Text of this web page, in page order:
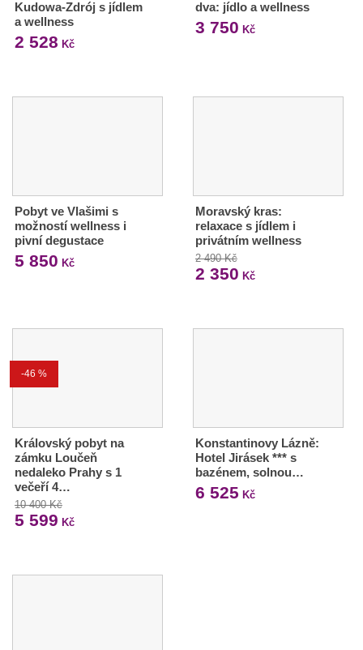
Kudowa-Zdrój s jídlem
a wellness
2 528 Kč
dva: jídlo a wellness
3 750 Kč
Pobyt ve Vlašimi s
možností wellness i
pivní degustace
5 850 Kč
Moravský kras:
relaxace s jídlem i
privátním wellness
2 490 Kč
2 350 Kč
-46 %
Královský pobyt na
zámku Loučeň
nedaleko Prahy s 1
večeří 4…
10 400 Kč
5 599 Kč
Konstantinovy Lázně:
Hotel Jirásek *** s
bazénem, solnou…
6 525 Kč